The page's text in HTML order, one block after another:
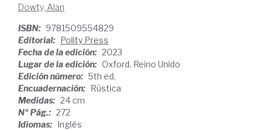
Dowty, Alan
ISBN: 9781509554829
Editorial: Polity Press
Fecha de la edición: 2023
Lugar de la edición: Oxford. Reino Unido
Edición número: 5th ed.
Encuadernación: Rústica
Medidas: 24 cm
Nº Pág.: 272
Idiomas: Inglés